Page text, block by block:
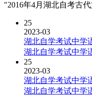
"2016年4月湖北自考古
25
2023-03
湖北自学考试中学
湖北自学考试中学
25
2023-03
湖北自学考试中学
湖北自学考试中学